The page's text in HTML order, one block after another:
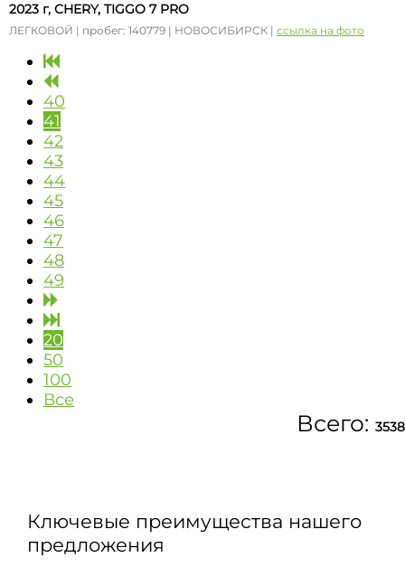
2023 г, CHERY, TIGGO 7 PRO
ЛЕГКОВОЙ | пробег: 140779 | НОВОСИБИРСК | ссылка на фото
40
41
42
43
44
45
46
47
48
49
20
50
100
Все
Всего:
Ключевые преимущества нашего
предложения